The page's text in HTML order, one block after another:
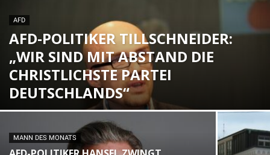
AFD
AFD-POLITIKER TILLSCHNEIDER:
„WIR SIND MIT ABSTAND DIE
CHRISTLICHSTE PARTEI
DEUTSCHLANDS“
MANN DES MONATS